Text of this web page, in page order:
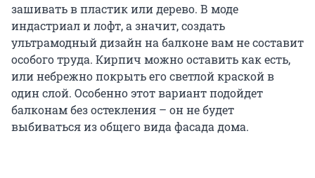
зашивать в пластик или дерево. В моде
индастриал и лофт, а значит, создать
ультрамодный дизайн на балконе вам не составит
особого труда. Кирпич можно оставить как есть,
или небрежно покрыть его светлой краской в
один слой. Особенно этот вариант подойдет
балконам без остекления – он не будет
выбиваться из общего вида фасада дома.